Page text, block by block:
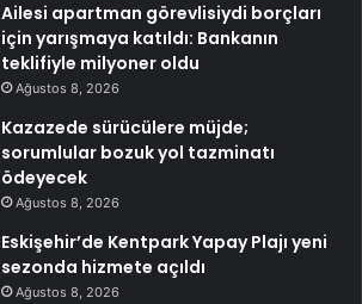
Ailesi apartman görevlisiydi borçları
için yarışmaya katıldı: Bankanın
teklifiyle milyoner oldu
Ağustos 8, 2026
Kazazede sürücülere müjde;
sorumlular bozuk yol tazminatı
ödeyecek
Ağustos 8, 2026
Eskişehir’de Kentpark Yapay Plajı yeni
sezonda hizmete açıldı
Ağustos 8, 2026